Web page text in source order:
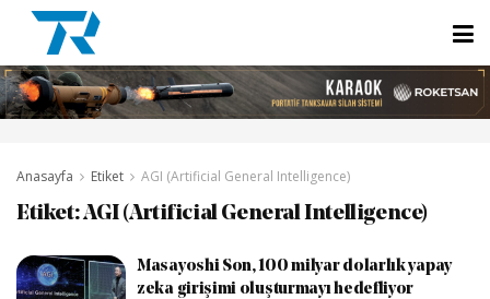
Anasayfa Etiket AGI (Artificial General Intelligence)
Etiket:AGI (Artificial General Intelligence)
Masayoshi Son, 100 milyar dolarlık yapay
zeka girişimi oluşturmayı hedefliyor